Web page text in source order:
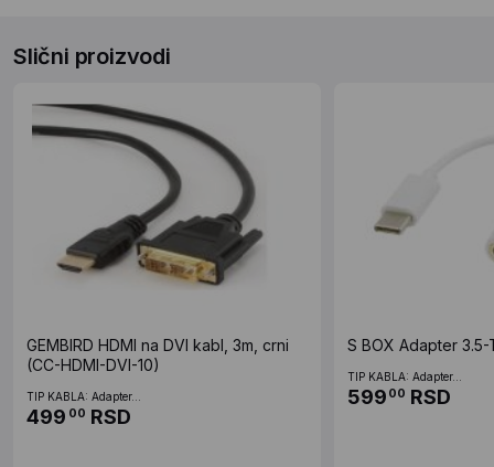
Slični proizvodi
GEMBIRD HDMI na DVI kabl, 3m, crni
(CC-HDMI-DVI-10)
TIP KABLA: Adapter...
499 00 RSD
S BOX Adapter 3.5-
TIP KABLA: Adapter...
599 00 RSD